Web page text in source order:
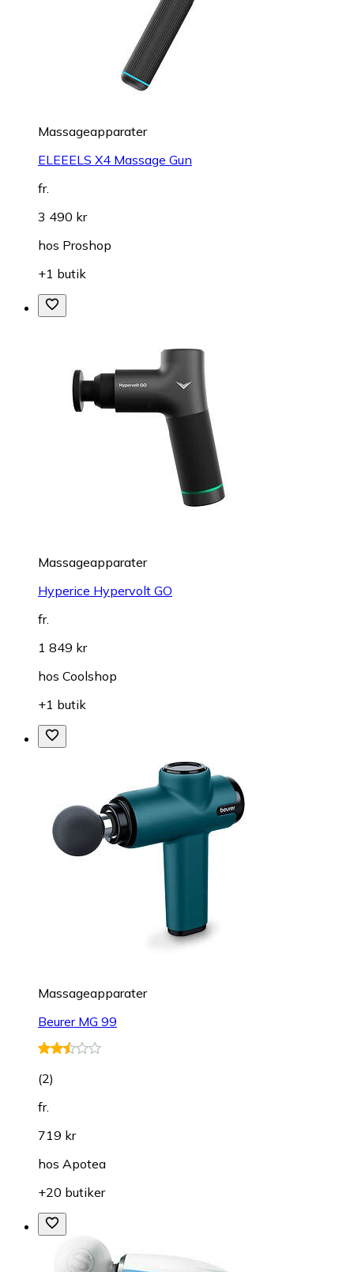
Massageapparater
ELEEELS X4 Massage Gun
fr.
3 490 kr
hos Proshop
+1 butik
Massageapparater
Hyperice Hypervolt GO
fr.
1 849 kr
hos Coolshop
+1 butik
Massageapparater
Beurer MG 99
(2)
fr.
719 kr
hos Apotea
+20 butiker